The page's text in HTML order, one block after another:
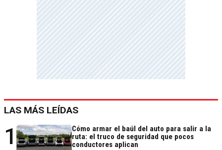
LAS MÁS LEÍDAS
1
Cómo armar el baúl del auto para salir a la
ruta: el truco de seguridad que pocos
conductores aplican